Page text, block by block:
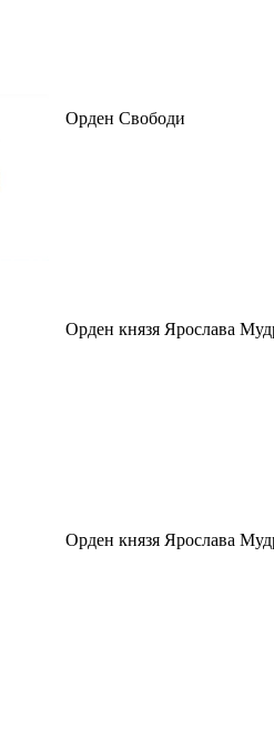
Орден Свободи
Орден князя Ярослава
Орден князя Ярослава